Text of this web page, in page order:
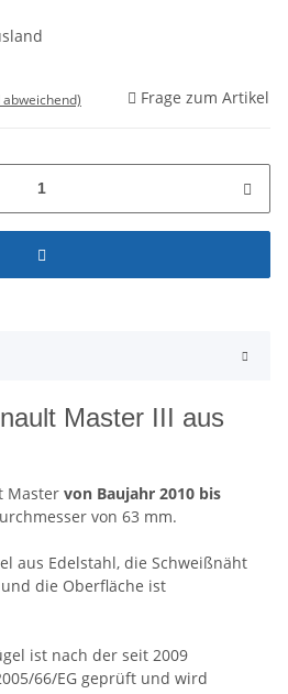
Frage zum Artikel
Master III aus
Master von Baujahr 2010 bis
von 63 mm.
aus Edelstahl, die Schweißnäht
die Oberfläche ist
ist nach der seit 2009
66/EG geprüft und wird